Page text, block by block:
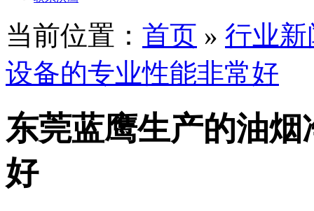
当前位置： 首页 » 行业新
设备的专业性能非常好
东莞蓝鹰生产的油
好